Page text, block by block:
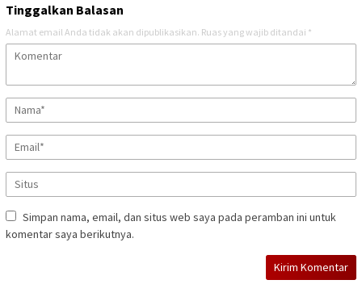
Tinggalkan Balasan
Alamat email Anda tidak akan dipublikasikan. Ruas yang wajib ditandai *
Simpan nama, email, dan situs web saya pada peramban ini untuk
komentar saya berikutnya.